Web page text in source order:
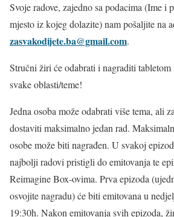
Svoje radove, zajedno sa podacima (Ime i
mjesto iz kojeg dolazite) nam pošaljite na
zasvakodijete.ba@gmail.com.
Stručni žiri će odabrati i nagraditi tabletom
svake oblasti/teme!
Jedna osoba može odabrati više tema, ali
dostaviti maksimalno jedan rad.
osobe može biti nagrađen. U svakoj
najbolji radovi pristigli do emitovanja te
Reimagine Box-ovima. Prva epizoda
osvojite nagradu) će biti emitovana u
19:30h. Nakon emitovanja svih epizoda,